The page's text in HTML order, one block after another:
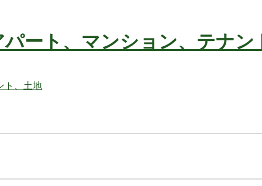
ート、マンション、テナン
産の事ならお任せ下さい
土地
産の事ならお任せ下さい